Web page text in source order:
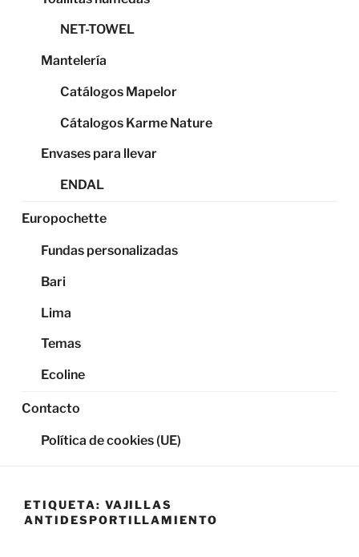
NET-TOWEL
Mantelería
Catálogos Mapelor
Cátalogos Karme Nature
Envases para llevar
ENDAL
Europochette
Fundas personalizadas
Bari
Lima
Temas
Ecoline
Contacto
Política de cookies (UE)
ETIQUETA: VAJILLAS
ANTIDESPORTILLAMIENTO